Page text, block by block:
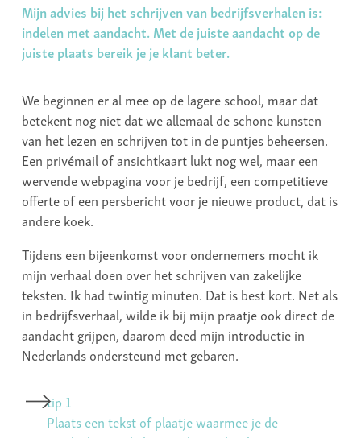
Mijn advies bij het schrijven van bedrijfsverhalen is:
indelen met aandacht. Met de juiste aandacht op de
juiste plaats bereik je je klant beter.
We beginnen er al mee op de lagere school, maar dat
betekent nog niet dat we allemaal de schone kunsten
van het lezen en schrijven tot in de puntjes beheersen.
Een privémail of ansichtkaart lukt nog wel, maar een
wervende webpagina voor je bedrijf, een competitieve
offerte of een persbericht voor je nieuwe product, dat is
andere koek.
Tijdens een bijeenkomst voor ondernemers mocht ik
mijn verhaal doen over het schrijven van zakelijke
teksten. Ik had twintig minuten. Dat is best kort. Net als
in bedrijfsverhaal, wilde ik bij mijn praatje ook direct de
aandacht grijpen, daarom deed mijn introductie in
Nederlands ondersteund met gebaren.
tip 1
Plaats een tekst of plaatje waarmee je de